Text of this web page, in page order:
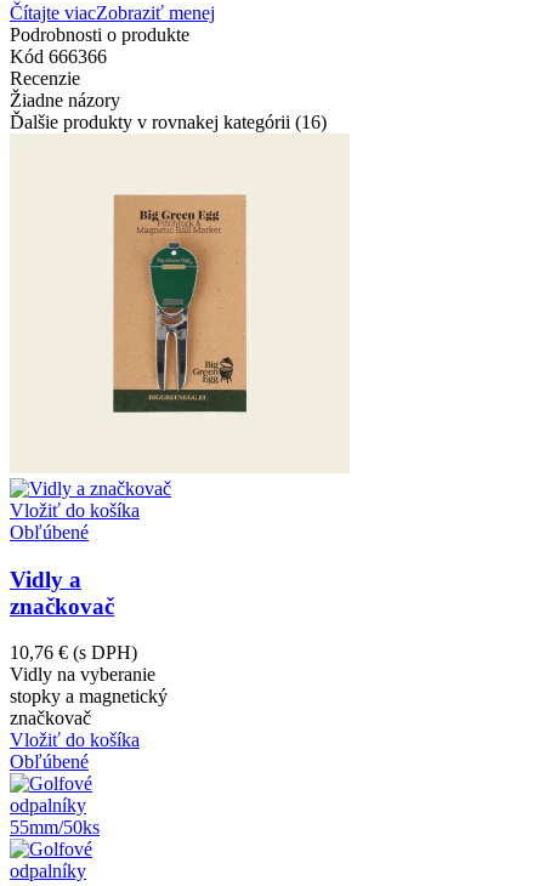
Čítajte viacZobraziť menej
Podrobnosti o produkte
Kód 666366
Recenzie
Žiadne názory
Ďalšie produkty v rovnakej kategórii (16)
Vložiť do košíka
Obľúbené
Vidly a
značkovač
10,76 € (s DPH)
Vidly na vyberanie
stopky a magnetický
značkovač
Vložiť do košíka
Obľúbené